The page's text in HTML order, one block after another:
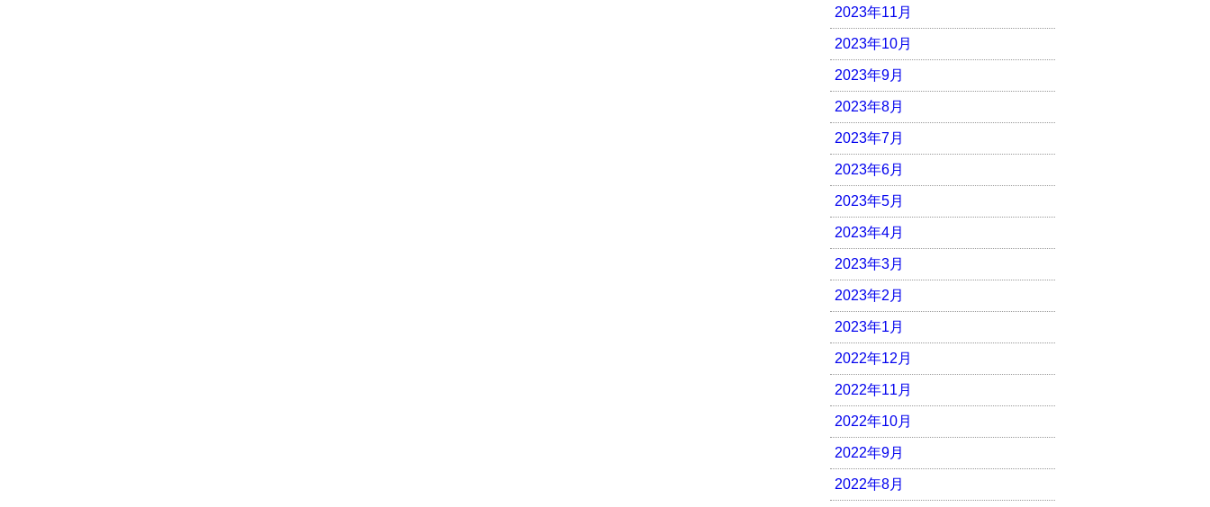
2023年11月
2023年10月
2023年9月
2023年8月
2023年7月
2023年6月
2023年5月
2023年4月
2023年3月
2023年2月
2023年1月
2022年12月
2022年11月
2022年10月
2022年9月
2022年8月